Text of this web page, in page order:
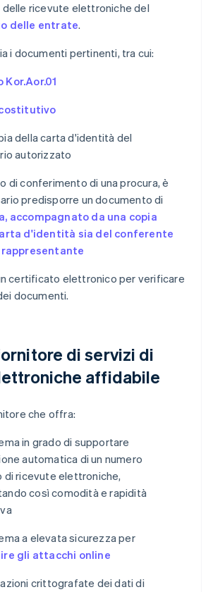
ricevute elettroniche del
delle entrate.
i documenti pertinenti, tra cui:
Kor.Aor.01
della carta d'identità del
autorizzato
di conferimento di una procura, è
predisporre un documento di
accompagnato da una copia
d'identità sia del conferente
certificato elettronico per verificare
documenti.
di servizi di
affidabile
che offra:
in grado di supportare
automatica di un numero
di ricevute elettroniche,
così comodità e rapidità
a elevata sicurezza per
gli attacchi online
crittografate dei dati di